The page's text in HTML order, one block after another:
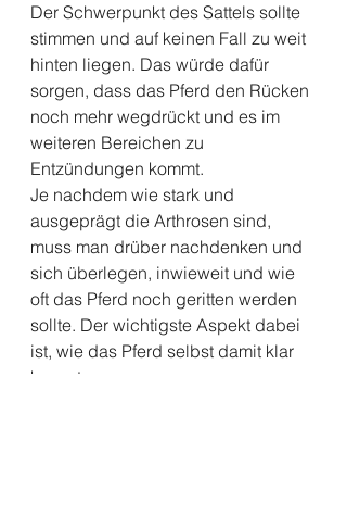
Der Schwerpunkt des Sattels sollte
stimmen und auf keinen Fall zu weit
hinten liegen. Das würde dafür
sorgen, dass das Pferd den Rücken
noch mehr wegdrückt und es im
weiteren Bereichen zu
Entzündungen kommt.
Je nachdem wie stark und
ausgeprägt die Arthrosen sind,
muss man drüber nachdenken und
sich überlegen, inwieweit und wie
oft das Pferd noch geritten werden
sollte. Der wichtigste Aspekt dabei
ist, wie das Pferd selbst damit klar
kommt.